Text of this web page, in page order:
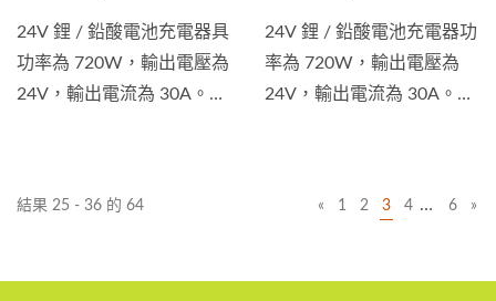
24V 鋰 / 鉛酸電池充電器具
功率為 720W，輸出電壓為
24V，輸出電流為 30A。電
類型等的電池充電器。...
24V 鋰 / 鉛酸電池充電器功
率為 720W，輸出電壓為
24V，輸出電流為 30A。電
類型等的電池充電器。除了
結果 25 - 36 的 64 « 1 2 3 4 … 6 »